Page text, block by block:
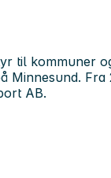
til kommuner
Minnesund. Fra
AB.